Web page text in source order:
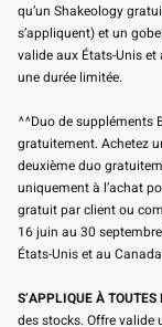
qu’un Shakeology
s’appliquent) et un
valide aux États-Unis
une durée limitée.
^^Duo de suppléments
gratuitement. Achetez
deuxième duo
uniquement à l’achat
gratuit par client ou
16 juin au 30
États-Unis et au
S’APPLIQUE À
des stocks. Offre valide